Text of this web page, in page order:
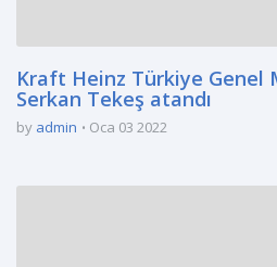
Kraft Heinz Türkiye Genel
Serkan Tekeş atandı
by admin Oca 03 2022